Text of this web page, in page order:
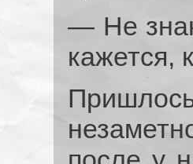
— Не
кажется,